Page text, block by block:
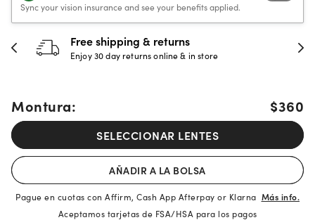
Sync your vision insurance and see your benefits applied.
30-day happiness guarantee
Full refund or replacement within 30 days
Montura: $360
SELECCIONAR LENTES
AÑADIR A LA BOLSA
Pague en cuotas con Affirm, Cash App Afterpay or Klarna Más info.
Aceptamos tarjetas de FSA/HSA para los pagos